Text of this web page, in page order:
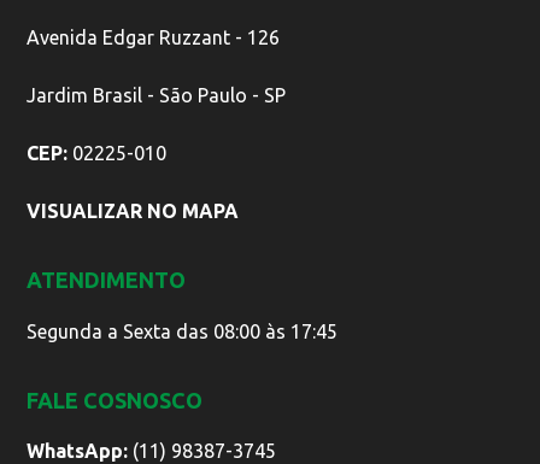
Avenida Edgar Ruzzant - 126
Jardim Brasil - São Paulo - SP
CEP: 02225-010
VISUALIZAR NO MAPA
ATENDIMENTO
Segunda a Sexta das 08:00 às 17:45
FALE COSNOSCO
WhatsApp: (11) 98387-3745